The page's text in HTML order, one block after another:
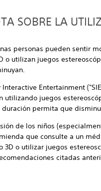
SOBRE LA
personas pueden sentir
o utilizan juegos
Interactive Entertainment
utilizando juegos
duración permita que
de los niños
que consulte a un
3D o utilizar juegos
citadas